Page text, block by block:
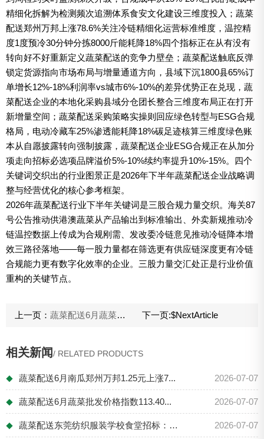
精细化拆解为检测频次追溯体系食安文化建设三维度投入；蔬菜
配送郑州万邦上涨78.6%关注冷链精细化运营标准维度，温控精
度1度预冷30分钟分拣8000斤能耗降18%四个指标正在从有没有
转向好不好重新定义蔬菜配送的竞争力壁垒；蔬菜配送触底反弹
锁定货源指向市场布局与增量通道方向，县域下沉1800县65%订
单增长12%-18%利润率vs城市6%-10%的差异优势正在兑现，蔬
菜配送企业的本地化采购县域分仓团长整合三维度布局正在打开
新增量空间；蔬菜配送采购策略实操则回应绿色转型与ESG合规
格局，电动冷藏车25%渗透能耗降18%碳足迹核算三维度绿色账
本从自愿披露转向强制披露，蔬菜配送企业ESG合规正在从加分
项走向招标必选项品牌溢价5%-10%续约率提升10%-15%。四个
关键词交织出的行业图景正是2026年下半年蔬菜配送企业战略调
整与经营优化的核心参考框架。
2026年蔬菜配送行业下半年关键词是三股合规力量交织。海关87
号公告推动供港澳蔬菜从产品输出到标准输出、外卖新规推动冷
链温控数据上传成为合规刚需、发改委冷链意见推动冷链降本增
效三路径落地——每一股力量都在筛选更有供应链深度更有冷链
合规能力更有数字化效率的企业。三股力量交汇处正是行业价值
重构的关键节点。
上一页： 蔬菜配送6月蔬菜批发价格指数113.40：整体平稳掩盖品种分化番茄产地0.90元丝瓜黄瓜降价30%-50% 下一页:$NextArticle
相关新闻/ RELATED PRODUCTS
◆ 蔬菜配送6月南瓜郑州万邦1.25元上涨7... 2026-07-07
◆ 蔬菜配送6月蔬菜批发价格指数113.40... 2026-07-07
◆ 蔬菜配送东莞纺织服装学校食堂招标：蔬菜配... 2026-07-07